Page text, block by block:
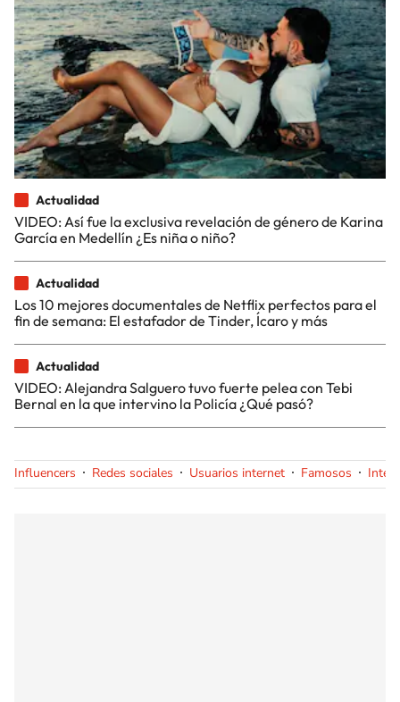
Actualidad
VIDEO: Así fue la exclusiva revelación de género de Karina
García en Medellín ¿Es niña o niño?
Actualidad
Los 10 mejores documentales de Netflix perfectos para el
fin de semana: El estafador de Tinder, Ícaro y más
Actualidad
VIDEO: Alejandra Salguero tuvo fuerte pelea con Tebi
Bernal en la que intervino la Policía ¿Qué pasó?
Influencers Redes sociales Usuarios internet Famosos